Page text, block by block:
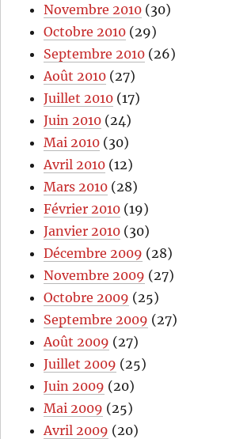
Novembre 2010 (30)
Octobre 2010 (29)
Septembre 2010 (26)
Août 2010 (27)
Juillet 2010 (17)
Juin 2010 (24)
Mai 2010 (30)
Avril 2010 (12)
Mars 2010 (28)
Février 2010 (19)
Janvier 2010 (30)
Décembre 2009 (28)
Novembre 2009 (27)
Octobre 2009 (25)
Septembre 2009 (27)
Août 2009 (27)
Juillet 2009 (25)
Juin 2009 (20)
Mai 2009 (25)
Avril 2009 (20)